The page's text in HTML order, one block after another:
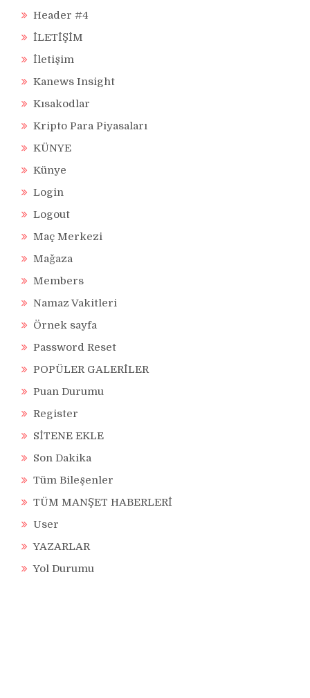
Header #4
İLETİŞİM
İletişim
Kanews Insight
Kısakodlar
Kripto Para Piyasaları
KÜNYE
Künye
Login
Logout
Maç Merkezi
Mağaza
Members
Namaz Vakitleri
Örnek sayfa
Password Reset
POPÜLER GALERİLER
Puan Durumu
Register
SİTENE EKLE
Son Dakika
Tüm Bileşenler
TÜM MANŞET HABERLERİ
User
YAZARLAR
Yol Durumu